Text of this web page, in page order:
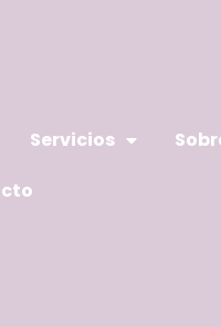
Servicios